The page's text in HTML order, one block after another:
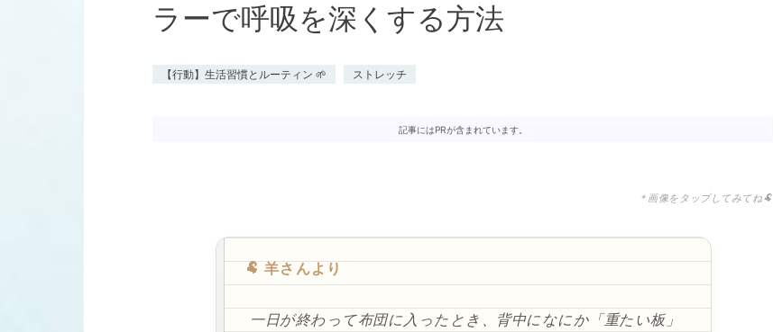
ラーで呼吸を深くする方法
【行動】生活習慣とルーティン 🌱 ストレッチ
記事にはPRが含まれています。
＊画像をタップしてみてね🐏
🐏 羊さんより
一日が終わって布団に入ったとき、背中になにか「重たい板」